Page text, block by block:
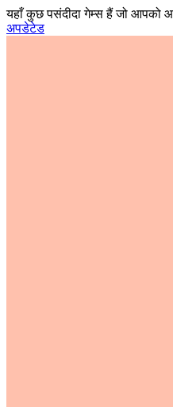
यहाँ कुछ पसंदीदा गेम्स हैं जो आपको
अपडेटेड